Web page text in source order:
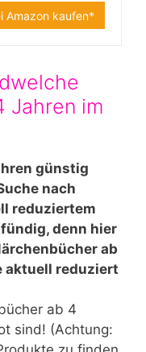
Amazon kaufen*
Jahren im
günstig
nach
reduziertem
denn hier
ab
aktuell reduziert
ab 4
sind! (Achtung: